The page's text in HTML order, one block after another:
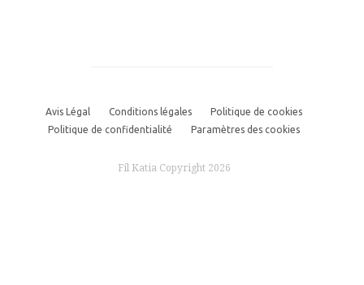
Avis Légal Conditions légales
Politique de cookies
Politique de confidentialité
Paramètres des cookies
Fil Katia Copyright 2026